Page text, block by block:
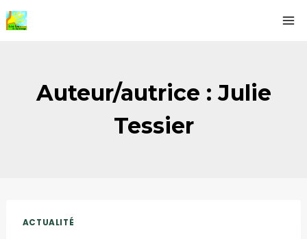
Aller
au
Auteur/autrice : Julie
Tessier
ACTUALITÉ